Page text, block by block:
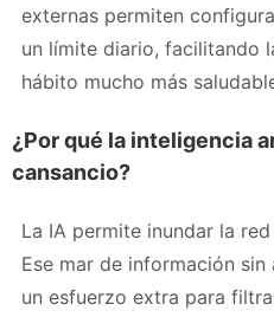
externas permiten
un límite diario, facilitando
hábito mucho más
¿Por qué la inteligencia
cansancio?
La IA permite inundar la
Ese mar de información
un esfuerzo extra para